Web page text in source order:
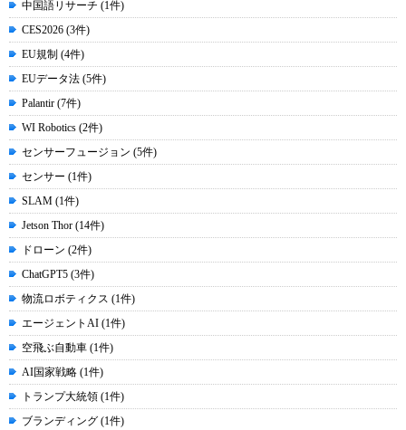
中国語リサーチ (1件)
CES2026 (3件)
EU規制 (4件)
EUデータ法 (5件)
Palantir (7件)
WI Robotics (2件)
センサーフュージョン (5件)
センサー (1件)
SLAM (1件)
Jetson Thor (14件)
ドローン (2件)
ChatGPT5 (3件)
物流ロボティクス (1件)
エージェントAI (1件)
空飛ぶ自動車 (1件)
AI国家戦略 (1件)
トランプ大統領 (1件)
ブランディング (1件)